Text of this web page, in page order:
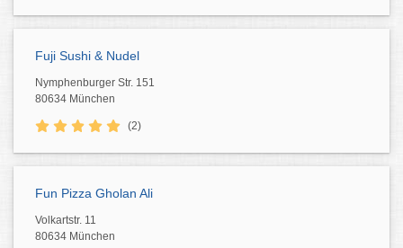
Fuji Sushi & Nudel
Nymphenburger Str. 151
80634 München
(2)
Fun Pizza Gholan Ali
Volkartstr. 11
80634 München